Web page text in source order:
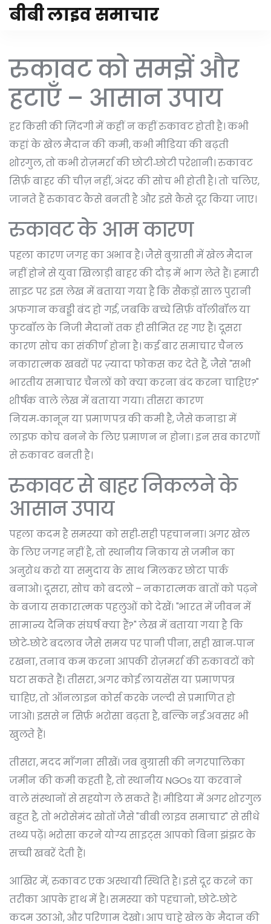
बीबी लाइव समाचार
रुकावट को समझें और
हटाएँ – आसान उपाय
हर किसी की ज़िंदगी में कहीं न कहीं रुकावट होती है। कभी
कहां के खेल मैदान की कमी, कभी मीडिया की बढ़ती
शोरगुल, तो कभी रोज़मर्रा की छोटी‑छोटी परेशानी। रुकावट
सिर्फ़ बाहर की चीज़ नहीं, अंदर की सोच भी होती है। तो चलिए,
जानते हैं रुकावट कैसे बनती है और इसे कैसे दूर किया जाए।
रुकावट के आम कारण
पहला कारण जगह का अभाव है। जैसे बुग्रासी में खेल मैदान
नहीं होने से युवा खिलाड़ी बाहर की दौड़ में भाग लेते हैं। हमारी
साइट पर इस लेख में बताया गया है कि सैकड़ों साल पुरानी
अफगान कबड्डी बंद हो गई, जबकि बच्चे सिर्फ़ वॉलीबॉल या
फुटबॉल के निजी मैदानों तक ही सीमित रह गए हैं। दूसरा
कारण सोच का संकीर्ण होना है। कई बार समाचार चैनल
नकारात्मक खबरों पर ज़्यादा फोकस कर देते हैं, जैसे "सभी
भारतीय समाचार चैनलों को क्या करना बंद करना चाहिए?"
शीर्षक वाले लेख में बताया गया। तीसरा कारण
नियम‑कानून या प्रमाणपत्र की कमी है, जैसे कनाडा में
लाइफ कोच बनने के लिए प्रमाणन न होना। इन सब कारणों
से रुकावट बनती है।
रुकावट से बाहर निकलने के
आसान उपाय
पहला कदम है समस्या को सही‑सही पहचानना। अगर खेल
के लिए जगह नहीं है, तो स्थानीय निकाय से जमीन का
अनुरोध करो या समुदाय के साथ मिलकर छोटा पार्क
बनाओ। दूसरा, सोच को बदलो – नकारात्मक बातों को पढ़ने
के बजाय सकारात्मक पहलुओं को देखें। "भारत में जीवन में
सामान्य दैनिक संघर्ष क्या हैं?" लेख में बताया गया है कि
छोटे‑छोटे बदलाव जैसे समय पर पानी पीना, सही खान‑पान
रखना, तनाव कम करना आपकी रोज़मर्रा की रुकावटों को
घटा सकते हैं। तीसरा, अगर कोई लायसेंस या प्रमाणपत्र
चाहिए, तो ऑनलाइन कोर्स करके जल्दी से प्रमाणित हो
जाओ। इससे न सिर्फ़ भरोसा बढ़ता है, बल्कि नई अवसर भी
खुलते हैं।
तीसरा, मदद माँगना सीखें। जब बुग्रासी की नगरपालिका
जमीन की कमी कहती है, तो स्थानीय NGOs या करवाने
वाले संस्थानों से सहयोग ले सकते हैं। मीडिया में अगर शोरगुल
बहुत है, तो भरोसेमंद स्रोतों जैसे "बीबी लाइव समाचार" से सीधे
तथ्य पढ़ें। भरोसा करने योग्य साइट्स आपको बिना झंझट के
सच्ची खबरें देती हैं।
आखिर में, रुकावट एक अस्थायी स्थिति है। इसे दूर करने का
तरीका आपके हाथ में है। समस्या को पहचानो, छोटे‑छोटे
कदम उठाओ, और परिणाम देखो। आप चाहे खेल के मैदान की